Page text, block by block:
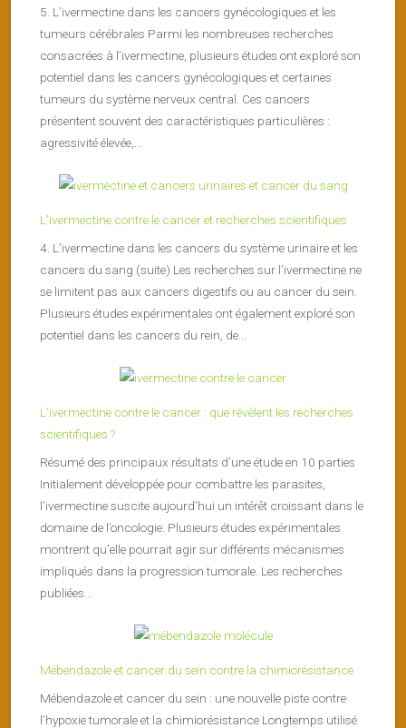
5. L’ivermectine dans les cancers gynécologiques et les
tumeurs cérébrales Parmi les nombreuses recherches
consacrées à l’ivermectine, plusieurs études ont exploré son
potentiel dans les cancers gynécologiques et certaines
tumeurs du système nerveux central. Ces cancers
présentent souvent des caractéristiques particulières :
agressivité élevée,...
L’ivermectine contre le cancer et recherches scientifiques
4. L’ivermectine dans les cancers du système urinaire et les
cancers du sang (suite) Les recherches sur l’ivermectine ne
se limitent pas aux cancers digestifs ou au cancer du sein.
Plusieurs études expérimentales ont également exploré son
potentiel dans les cancers du rein, de...
L’ivermectine contre le cancer : que révèlent les recherches
scientifiques ?
Résumé des principaux résultats d’une étude en 10 parties
Initialement développée pour combattre les parasites,
l’ivermectine suscite aujourd’hui un intérêt croissant dans le
domaine de l’oncologie. Plusieurs études expérimentales
montrent qu’elle pourrait agir sur différents mécanismes
impliqués dans la progression tumorale. Les recherches
publiées...
Mébendazole et cancer du sein contre la chimiorésistance
Mébendazole et cancer du sein : une nouvelle piste contre
l’hypoxie tumorale et la chimiorésistance Longtemps utilisé